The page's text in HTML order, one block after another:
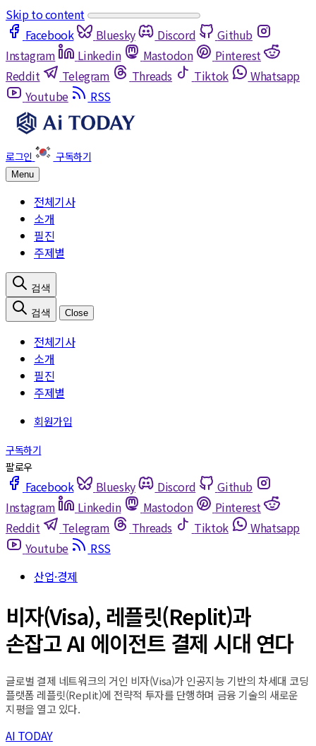
Skip to content
Facebook
Bluesky Discord
Github
Instagram
Linkedin Mastodon
Pinterest
Reddit
Telegram Threads Tiktok
Whatsapp
Youtube
RSS
Menu
전체기사
소개
필진
주제별
Close
전체기사
소개
필진
주제별
Facebook Bluesky Discord
Github
Instagram
Linkedin Mastodon
Pinterest
Reddit
Telegram Threads Tiktok
Whatsapp
Youtube
RSS
산업·경제
비자(Visa), 레플릿(Replit)과
손잡고 AI 에이전트 결제 시대 연다
글로벌 결제 네트워크의 거인 비자(Visa)가 인공지능 기반의 차세대 코딩
플랫폼 레플릿(Replit)에 전략적 투자를 단행하며 금융 기술의 새로운
지평을 열고 있다.
AI TODAY